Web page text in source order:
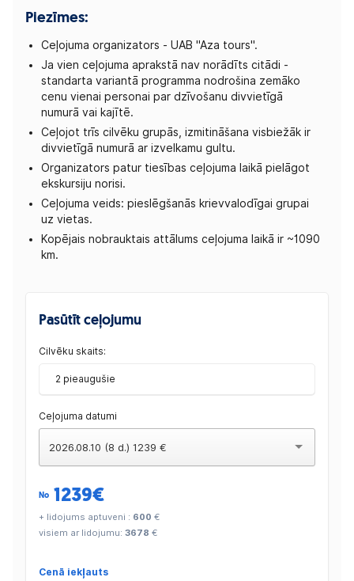
Piezīmes:
Ceļojuma organizators - UAB "Aza tours".
Ja vien ceļojuma aprakstā nav norādīts citādi -
standarta variantā programma nodrošina zemāko
cenu vienai personai par dzīvošanu divvietīgā
numurā vai kajītē.
Ceļojot trīs cilvēku grupās, izmitināšana visbiežāk ir
divvietīgā numurā ar izvelkamu gultu.
Organizators patur tiesības ceļojuma laikā pielāgot
ekskursiju norisi.
Ceļojuma veids: pieslēgšanās krievvalodīgai grupai
uz vietas.
Kopējais nobrauktais attālums ceļojuma laikā ir ~1090
km.
Pasūtīt ceļojumu
Cilvēku skaits:
2 pieaugušie
Ceļojuma datumi
2026.08.10 (8 d.) 1239 €
No 1239€
+ lidojums aptuveni : 600 €
visiem ar lidojumu: 3678 €
Cenā iekļauts